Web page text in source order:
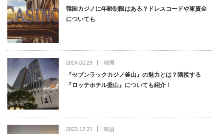
韓国カジノに年齢制限はある？ドレスコードや軍資金
についても
2024.02.29 韓国
『セブンラックカジノ釜山』の魅力とは？隣接する
『ロッテホテル釜山』についても紹介！
2023.12.21 韓国